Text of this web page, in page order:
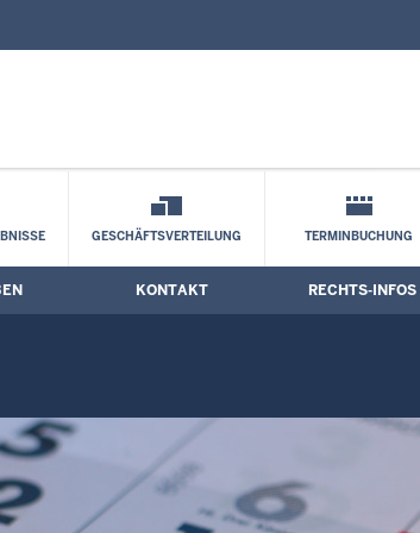
Kontaktformular
GESCHÄFTSVERTEILUNG TERMINBUCHUNG
KONTAKT RECHTS-INFOS